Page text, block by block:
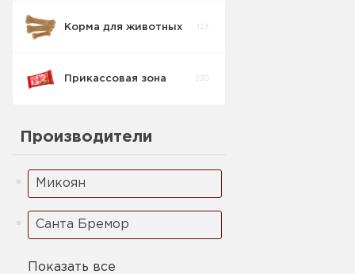
Печенье
Корма для животных 123
Прикассовая зона 230
Производители
Микоян
Санта Бремор
Показать все